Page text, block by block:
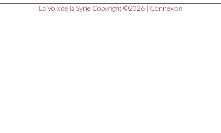
La Voix de la Syrie Copyright ©2026 | Connexion